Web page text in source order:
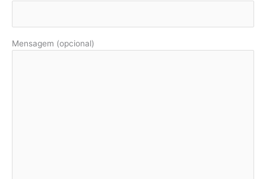
Mensagem (opcional)